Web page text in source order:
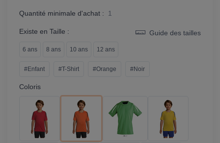
Quantité minimale d'achat : 1
Existe en Taille : Guide des tailles
6 ans 8 ans 10 ans 12 ans
#Enfant #T-Shirt #Orange #Noir
Coloris